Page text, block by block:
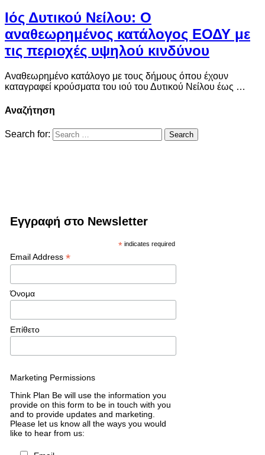
Ιός Δυτικού Νείλου: Ο
αναθεωρημένος κατάλογος ΕΟΔΥ με
τις περιοχές υψηλού κινδύνου
Αναθεωρημένο κατάλογο με τους δήμους όπου έχουν
καταγραφεί κρούσματα του ιού του Δυτικού Νείλου έως …
Αναζήτηση
Search for:
Εγγραφή στο Newsletter
* indicates required
Email Address *
Όνομα
Επίθετο
Marketing Permissions
Think Plan Be will use the information you
provide on this form to be in touch with you
and to provide updates and marketing.
Please let us know all the ways you would
like to hear from us: